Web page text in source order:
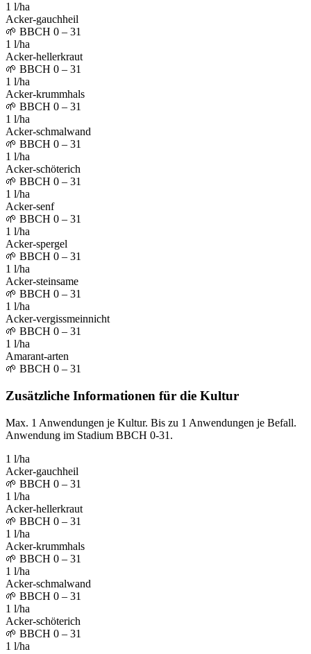
1 l/ha
Acker-gauchheil
🌱 BBCH 0 – 31
1 l/ha
Acker-hellerkraut
🌱 BBCH 0 – 31
1 l/ha
Acker-krummhals
🌱 BBCH 0 – 31
1 l/ha
Acker-schmalwand
🌱 BBCH 0 – 31
1 l/ha
Acker-schöterich
🌱 BBCH 0 – 31
1 l/ha
Acker-senf
🌱 BBCH 0 – 31
1 l/ha
Acker-spergel
🌱 BBCH 0 – 31
1 l/ha
Acker-steinsame
🌱 BBCH 0 – 31
1 l/ha
Acker-vergissmeinnicht
🌱 BBCH 0 – 31
1 l/ha
Amarant-arten
🌱 BBCH 0 – 31
Zusätzliche Informationen für die Kultur
Max. 1 Anwendungen je Kultur. Bis zu 1 Anwendungen je Befall.
Anwendung im Stadium BBCH 0-31.
1 l/ha
Acker-gauchheil
🌱 BBCH 0 – 31
1 l/ha
Acker-hellerkraut
🌱 BBCH 0 – 31
1 l/ha
Acker-krummhals
🌱 BBCH 0 – 31
1 l/ha
Acker-schmalwand
🌱 BBCH 0 – 31
1 l/ha
Acker-schöterich
🌱 BBCH 0 – 31
1 l/ha